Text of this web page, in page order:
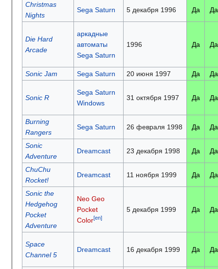
Christmas
Nights
Sega Saturn 5 декабря 1996 Да Да
Die Hard
Arcade
аркадные
автоматы
Sega Saturn
1996 Да Да
Sonic Jam Sega Saturn 20 июня 1997 Да Да
Sonic R
Sega Saturn
Windows
31 октября 1997 Да Да
Burning
Rangers
Sega Saturn 26 февраля 1998 Да Да
Sonic
Adventure
Dreamcast 23 декабря 1998 Да Да
ChuChu
Rocket!
Dreamcast 11 ноября 1999 Да Да
Sonic the
Hedgehog
Pocket
Adventure
Neo Geo
Pocket
Color[en]
5 декабря 1999 Да Да
Space
Channel 5
Dreamcast 16 декабря 1999 Да Да